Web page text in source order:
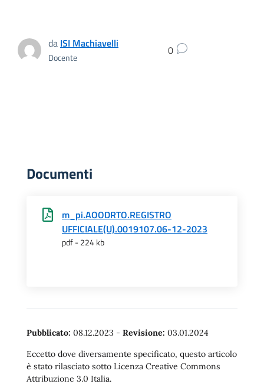
da ISI Machiavelli
Docente 0
Documenti
m_pi.AOODRTO.REGISTRO
UFFICIALE(U).0019107.06-12-2023
pdf - 224 kb
Pubblicato: 08.12.2023 - Revisione: 03.01.2024
Eccetto dove diversamente specificato, questo articolo
è stato rilasciato sotto Licenza Creative Commons
Attribuzione 3.0 Italia.